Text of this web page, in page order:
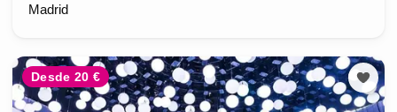
Madrid
Desde 20 €